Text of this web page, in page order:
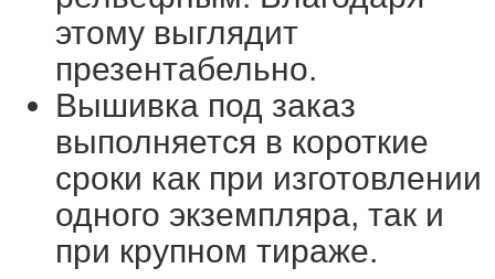
этому выглядит
презентабельно.
Вышивка под заказ
выполняется в короткие
сроки как при изготовлении
одного экземпляра, так и
при крупном тираже.